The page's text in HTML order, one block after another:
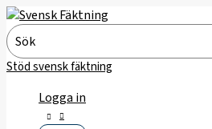
Hoppa
till
innehåll
Search
for:
Stöd svensk fäktning
Logga in